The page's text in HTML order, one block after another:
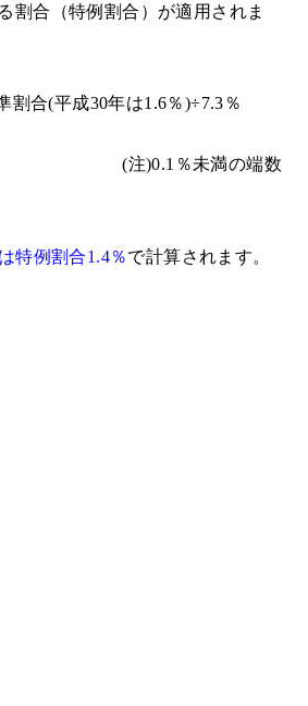
割合（特例割合）が適用されま
割合(平成30年は1.6％)÷7.3％
未満の端数
特例割合1.4％で計算されます。